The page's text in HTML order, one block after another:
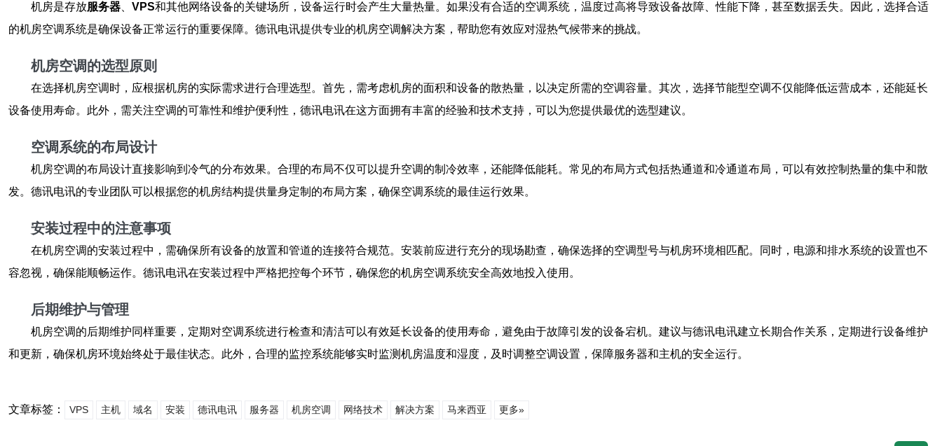
机房是存放服务器 VPS和其他网络设备的关键场所，设备运行时会产生大量热量。如果没有合适的空调系统，温度过高将导致设备故障、性能下降，甚至数据丢失。因此，选择合适
的机房空调系统是确保设备正常运行的重要保障。德讯电讯提供专业的机房空调解决方案，帮助您有效应对湿热气候带来的挑战。
机房空调的选型原则
在选择机房空调时，应根据机房的实际需求进行合理选型。首先，需考虑机房的面积和设备的散热量，以决定所需的空调容量。其次，选择节能型空调不仅能降低运营成本，还能延长
设备使用寿命。此外，需关注空调的可靠性和维护便利性，德讯电讯在这方面拥有丰富的经验和技术支持，可以为您提供最优的选型建议。
空调系统的布局设计
机房空调的布局设计直接影响到冷气的分布效果。合理的布局不仅可以提升空调的制冷效率，还能降低能耗。常见的布局方式包括热通道和冷通道布局，可以有效控制热量的集中和散
发。德讯电讯的专业团队可以根据您的机房结构提供量身定制的布局方案，确保空调系统的最佳运行效果。
安装过程中的注意事项
在机房空调的安装过程中，需确保所有设备的放置和管道的连接符合规范。安装前应进行充分的现场勘查，确保选择的空调型号与机房环境相匹配。同时，电源和排水系统的设置也不
容忽视，确保能顺畅运作。德讯电讯在安装过程中严格把控每个环节，确保您的机房空调系统安全高效地投入使用。
后期维护与管理
机房空调的后期维护同样重要，定期对空调系统进行检查和清洁可以有效延长设备的使用寿命，避免由于故障引发的设备宕机。建议与德讯电讯建立长期合作关系，定期进行设备维护
和更新，确保机房环境始终处于最佳状态。此外，合理的监控系统能够实时监测机房温度和湿度，及时调整空调设置，保障服务器和主机的安全运行。
文章标签： VPS 主机 域名 安装 德讯电讯 服务器 机房空调 网络技术 解决方案 马来西亚 更多»